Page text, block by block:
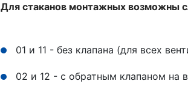
Для стаканов монтажных возможны
01 и 11 - без клапана (для всех
02 и 12 - с обратным клапаном на